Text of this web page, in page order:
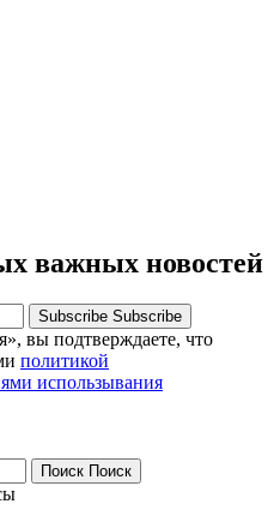
важных новостей
Subscribe Subscribe
вы подтверждаете, что
политикой
использывания
Поиск Поиск